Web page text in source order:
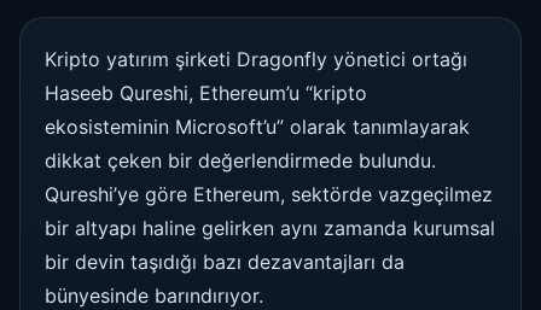
Kripto yatırım şirketi Dragonfly yönetici ortağı
Haseeb Qureshi, Ethereum’u “kripto
ekosisteminin Microsoft’u” olarak tanımlayarak
dikkat çeken bir değerlendirmede bulundu.
Qureshi’ye göre Ethereum, sektörde vazgeçilmez
bir altyapı haline gelirken aynı zamanda kurumsal
bir devin taşıdığı bazı dezavantajları da
bünyesinde barındırıyor.